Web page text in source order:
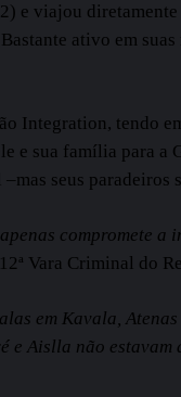
viajou
ativo em
Integration, tendo
e sua família para
seus paradeiros
compromete a
Vara Criminal do
em Kavala,
Aislla não